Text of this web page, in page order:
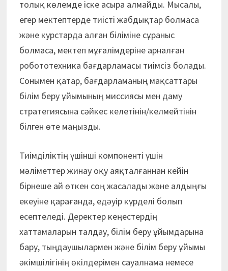
толық көлемде іске асыра алмайды. Мысалы,
егер мектептерде тиісті жабдықтар болмаса
және курстарда алған біліміне сұраныс
болмаса, мектеп мұғалімдеріне арналған
робототехника бағдарламасы тиімсіз болады.
Сонымен қатар, бағдарламаның мақсаттары
білім беру ұйымының миссиясы мен даму
стратегиясына сәйкес келетінін/келмейтінін
білген өте маңызды.
Тиімділіктің үшінші компоненті үшін
мәліметтер жинау оқу аяқталғаннан кейін
бірнеше ай өткен соң жасалады және алдыңғы
екеуіне қарағанда, едәуір күрделі болып
есептеледі. Деректер кеңестердің
хаттамаларын талдау, білім беру ұйымдарына
бару, тыңдаушылармен және білім беру ұйымы
әкімшілігінің өкілдерімен сауалнама немесе